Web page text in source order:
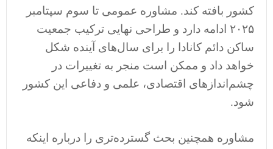
کشور بافته کند. مشاوره عمومی تا سوم سپتامبر
۲۰۲۵ ادامه دارد و طراحی نهایی ترکیب جمعیت
ساکن دائم کانادا را برای سال‌های آینده شکل
خواهد داد و ممکن است منجر به تغییرات در
چشم‌اندازهای اقتصادی، علمی و دفاعی این کشور
شود.
مشاوره همچنین بحث گسترده‌تری را درباره اینکه